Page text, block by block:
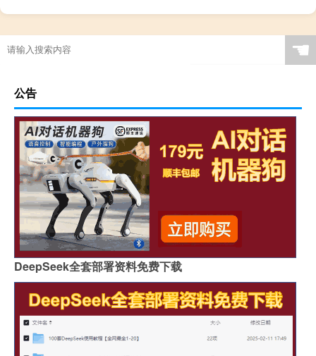
☚
公告
DeepSeek全套部署资料免费下载